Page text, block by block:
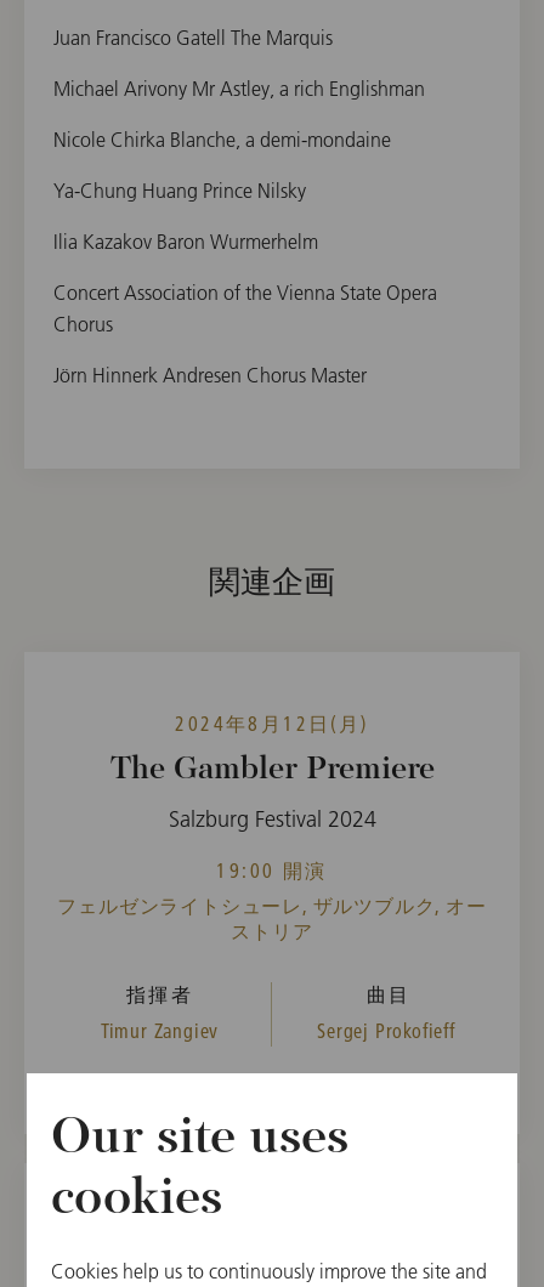
Juan Francisco Gatell The Marquis
Michael Arivony Mr Astley, a rich Englishman
Nicole Chirka Blanche, a demi-mondaine
Ya-Chung Huang Prince Nilsky
Ilia Kazakov Baron Wurmerhelm
Concert Association of the Vienna State Opera
Chorus
Jörn Hinnerk Andresen Chorus Master
関連企画
2024年8月12日(月)
The Gambler Premiere
Salzburg Festival 2024
19:00 開演
フェルゼンライトシューレ, ザルツブルク, オー
ストリア
指揮者
Timur Zangiev
曲目
Sergej Prokofieff
Our site uses
cookies
Cookies help us to continuously improve the site and